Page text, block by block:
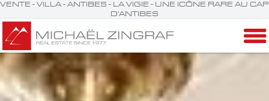
VENTE - VILLA - ANTIBES - LA VIGIE - UNE ICÔNE RARE AU CAP
D'ANTIBES